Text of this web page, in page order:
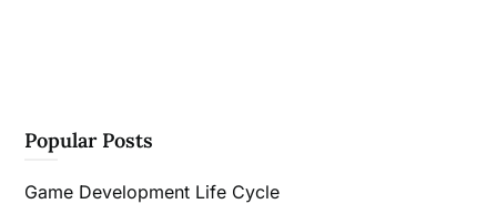
Popular Posts
Game Development Life Cycle